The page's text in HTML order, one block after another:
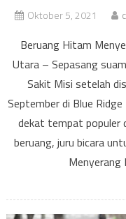
Oktober 5, 2021
Beruang Hitam
Utara – Sepasang
Sakit Misi setelah
September di Blue
dekat tempat populer
beruang, juru bicara
Menyerang